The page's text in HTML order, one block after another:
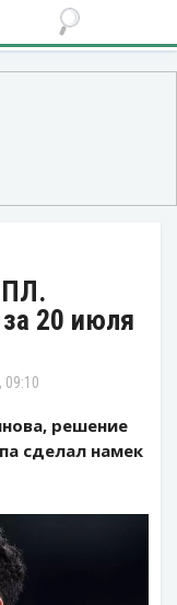
за 20 июля
09:10
решение
сделал намек